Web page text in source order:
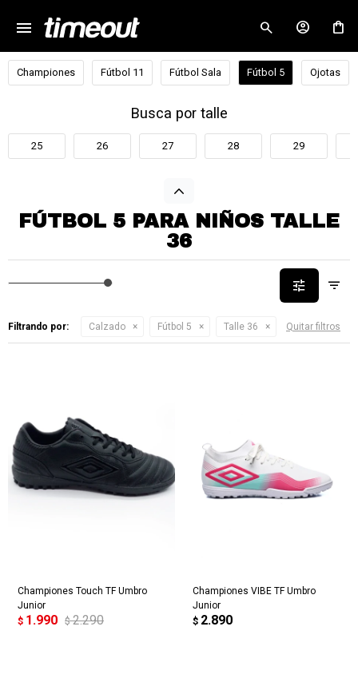
menu
Championes Fútbol 11 Fútbol Sala Fútbol 5 Ojotas
Busca por talle
25 26 27 28 29
FÚTBOL 5 PARA NIÑOS TALLE
36
Filtrando por: Calzado Fútbol 5 Talle 36 Quitar filtros
Championes Touch TF Umbro
Junior
$ 1.990 $ 2.290
Championes VIBE TF Umbro
Junior
$ 2.890